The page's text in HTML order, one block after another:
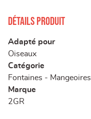
Détails produit
Adapté pour
Oiseaux
Catégorie
Fontaines - Mangeoires
Marque
2GR